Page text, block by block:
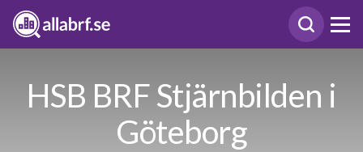
HSB BRF Stjärnbilden i
Göteborg